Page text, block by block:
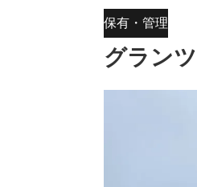
保有・管理
グラン